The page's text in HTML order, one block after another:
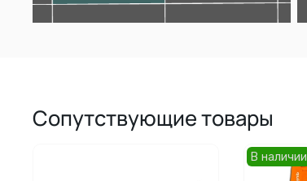
Сопутствующие товары
В наличии